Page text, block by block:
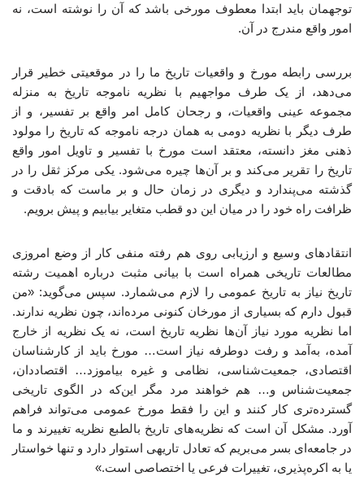
توجهمان باید ابتدا معطوف مورخی باشد که آن را نوشته است، نه
امور واقع مندرج در آن.
بررسی رابطه مورخ و واقعیات تاریخ ما را در موقعیتی خطیر قرار
می‌دهد، از یک طرف مواجهیم با نظریه ناموجه تاریخ به‌ منزله
مجموعه عینی واقعیات، و رجحان کامل امر واقع بر تفسیر، و از
طرف دیگر با نظریه دومی به ‌همان درجه ناموجه که تاریخ را مولود
ذهنی مغز دانسته، معتقد است مورخ با تفسیر و تاویل امور واقع
تاریخ را تقریر می‌کند و بر آن‌ها چیره می‌شود. یکی مرکز ثقل را در
گذشته می‌پندارد و دیگری در زمان حال و بر ماست که بادقت و
ظرافت راه خود را در میان این دو قطب متغایر بیابیم و پیش برویم.
انتقادهای وسیع و ارزیابی روی هم رفته منفی کار از وضع امروزی
مطالعات تاریخی همراه است با بیانی مثبت درباره اهمیت رشته
تاریخ نیاز به تاریخ عمومی را لازم می‌شمارد. سپس می‌گوید: «من
قبول دارم که بسیاری از مورخان کنونی مرده‌اند، چون نظریه ندارند.
اما نظریه مورد نیاز آن‌ها نظریه تاریخ است، نه یک نظریه از خارج
آمده، به‌آمد و رفت دوطرفه نیاز است… مورخ باید از کارشناسان
اقتصادی، جمعیت‌شناسی، نظامی و غیره بیاموزد… اقتصاددان،
جمعیت‌شناس و… هم خواهند مرد مگر این‌که در الگوی تاریخی
گسترده‌تری کار کنند و این را فقط مورخ عمومی می‌تواند فراهم
آورد. مشکل آن است که نظریه‌های تاریخ بالطبع نظریه تغییرند و ما
در جامعه‌ای بسر می‌بریم که تعادل تاریهی استوار دارد و تنها خواستار
یا به اکره‌پذیری، تغییرات فرعی یا اختصاصی است.»